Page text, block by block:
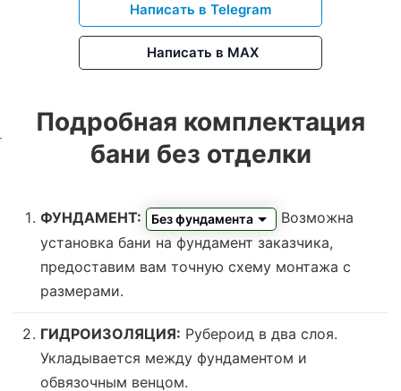
Написать в Telegram
Написать в MAX
Подробная комплектация
бани без отделки
ФУНДАМЕНТ: Без фундамента
Возможна
установка бани на фундамент заказчика,
предоставим вам точную схему монтажа с
размерами.
ГИДРОИЗОЛЯЦИЯ: Рубероид в два слоя.
Укладывается между фундаментом и
обвязочным венцом.